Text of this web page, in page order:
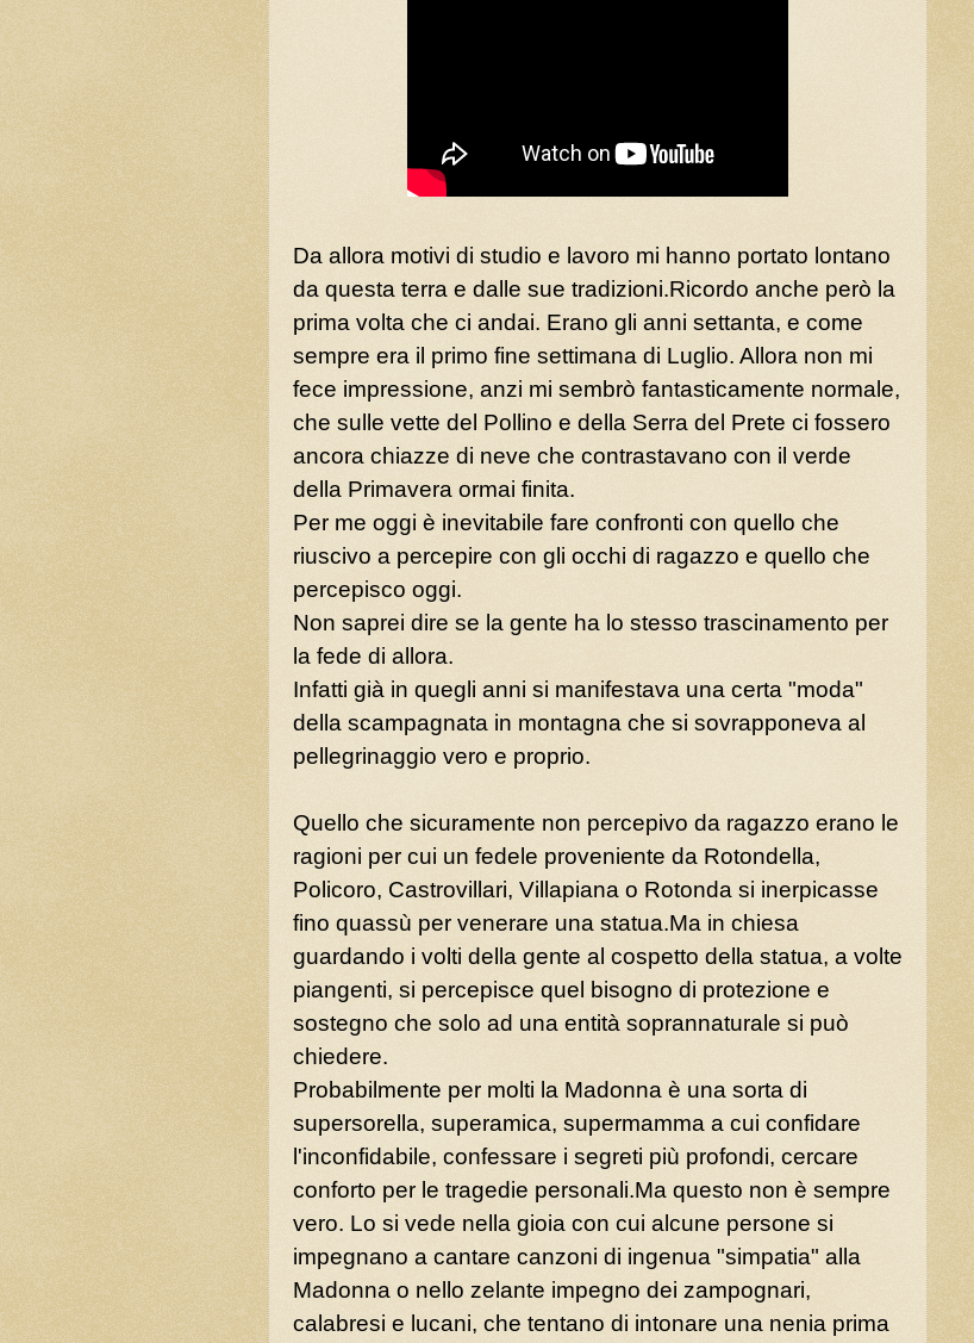
Da allora motivi di studio e lavoro mi hanno portato lontano
da questa terra e dalle sue tradizioni.Ricordo anche però la
prima volta che ci andai. Erano gli anni settanta, e come
sempre era il primo fine settimana di Luglio. Allora non mi
fece impressione, anzi mi sembrò fantasticamente normale,
che sulle vette del Pollino e della Serra del Prete ci fossero
ancora chiazze di neve che contrastavano con il verde
della Primavera ormai finita.
Per me oggi è inevitabile fare confronti con quello che
riuscivo a percepire con gli occhi di ragazzo e quello che
percepisco oggi.
Non saprei dire se la gente ha lo stesso trascinamento per
la fede di allora.
Infatti già in quegli anni si manifestava una certa "moda"
della scampagnata in montagna che si sovrapponeva al
pellegrinaggio vero e proprio.
Quello che sicuramente non percepivo da ragazzo erano le
ragioni per cui un fedele proveniente da Rotondella,
Policoro, Castrovillari, Villapiana o Rotonda si inerpicasse
fino quassù per venerare una statua.Ma in chiesa
guardando i volti della gente al cospetto della statua, a volte
piangenti, si percepisce quel bisogno di protezione e
sostegno che solo ad una entità soprannaturale si può
chiedere.
Probabilmente per molti la Madonna è una sorta di
supersorella, superamica, supermamma a cui confidare
l'inconfidabile, confessare i segreti più profondi, cercare
conforto per le tragedie personali.Ma questo non è sempre
vero. Lo si vede nella gioia con cui alcune persone si
impegnano a cantare canzoni di ingenua "simpatia" alla
Madonna o nello zelante impegno dei zampognari,
calabresi e lucani, che tentano di intonare una nenia prima